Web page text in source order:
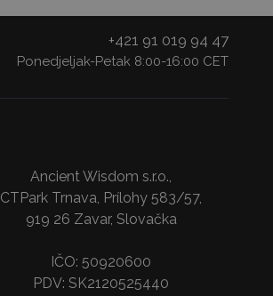
+421 91 019 94 47
Ponedjeljak-Petak 8:00-16:00 CET
Ancient Wisdom s.r.o.,
CTPark Trnava, Prílohy 583/57,
919 26 Zavar, Slovačka
IČO: 50920600
PDV: SK2120525440